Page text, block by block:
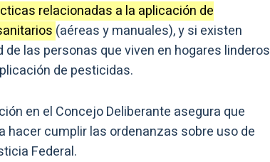
relacionadas a la aplicación de
(aéreas y manuales), y si existen
las personas que viven en hogares linderos
de pesticidas.
en el Concejo Deliberante asegura que
cumplir las ordenanzas sobre uso de
Federal.